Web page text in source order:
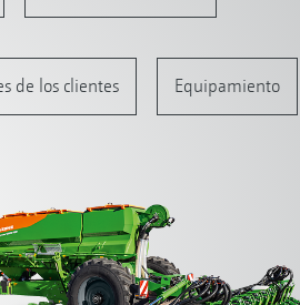
de los clientes Equipamiento